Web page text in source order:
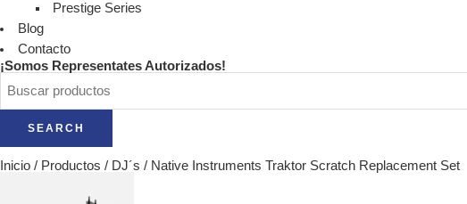
Prestige Series
Blog
Contacto
¡Somos Representates Autorizados!
SEARCH
Inicio / Productos / DJ´s / Native Instruments Traktor Scratch Replacement Set